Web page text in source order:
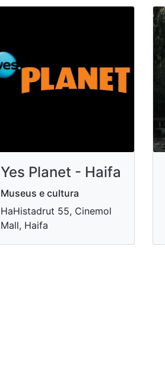
Yes Planet - Haifa
Museus e cultura
HaHistadrut 55, Cinemol
Mall, Haifa